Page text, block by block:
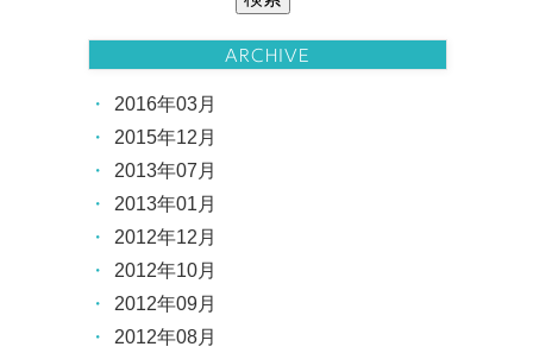
ARCHIVE
2016年03月
2015年12月
2013年07月
2013年01月
2012年12月
2012年10月
2012年09月
2012年08月